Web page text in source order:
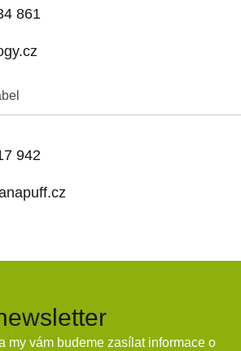
861
942
my vám budeme zasílat informace o